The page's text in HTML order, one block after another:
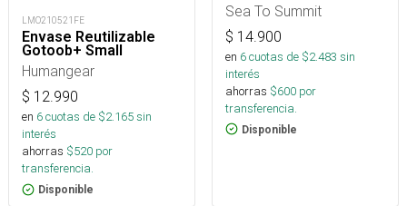
LMO210521FE
Envase Reutilizable
Gotoob+ Small
Humangear
$ 12.990
en 6cuotas de $2.165sin
interés
ahorras $520 por
transferencia.
Disponible
Sea To Summit
$ 14.900
en 6cuotas de $2.483 sin
interés
ahorras $600 por
transferencia.
Disponible